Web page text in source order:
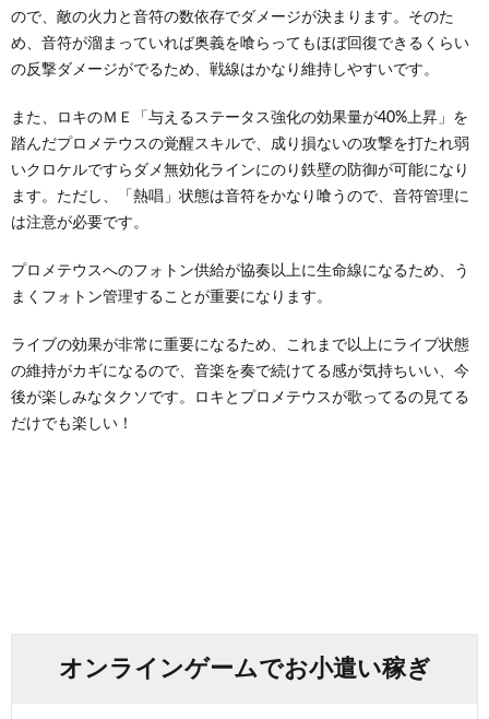
ので、敵の火力と音符の数依存でダメージが決まります。そのた
め、音符が溜まっていれば奥義を喰らってもほぼ回復できるくらい
の反撃ダメージがでるため、戦線はかなり維持しやすいです。
また、ロキのＭＥ「与えるステータス強化の効果量が40%上昇」を
踏んだプロメテウスの覚醒スキルで、成り損ないの攻撃を打たれ弱
いクロケルですらダメ無効化ラインにのり鉄壁の防御が可能になり
ます。ただし、「熱唱」状態は音符をかなり喰うので、音符管理に
は注意が必要です。
プロメテウスへのフォトン供給が協奏以上に生命線になるため、う
まくフォトン管理することが重要になります。
ライブの効果が非常に重要になるため、これまで以上にライブ状態
の維持がカギになるので、音楽を奏で続けてる感が気持ちいい、今
後が楽しみなタクソです。ロキとプロメテウスが歌ってるの見てる
だけでも楽しい！
オンラインゲームでお小遣い稼ぎ